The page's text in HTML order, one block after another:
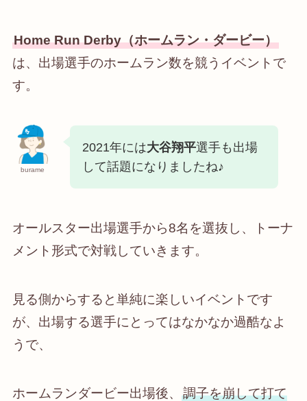
Home Run Derby（ホームラン・ダービー）
は、出場選手のホームラン数を競うイベントで
す。
burame
2021年には大谷翔平選手も出場
して話題になりましたね♪
オールスター出場選手から8名を選抜し、トーナ
メント形式で対戦していきます。
見る側からすると単純に楽しいイベントです
が、出場する選手にとってはなかなか過酷なよ
うで、
ホームランダービー出場後、 調子を崩して打て